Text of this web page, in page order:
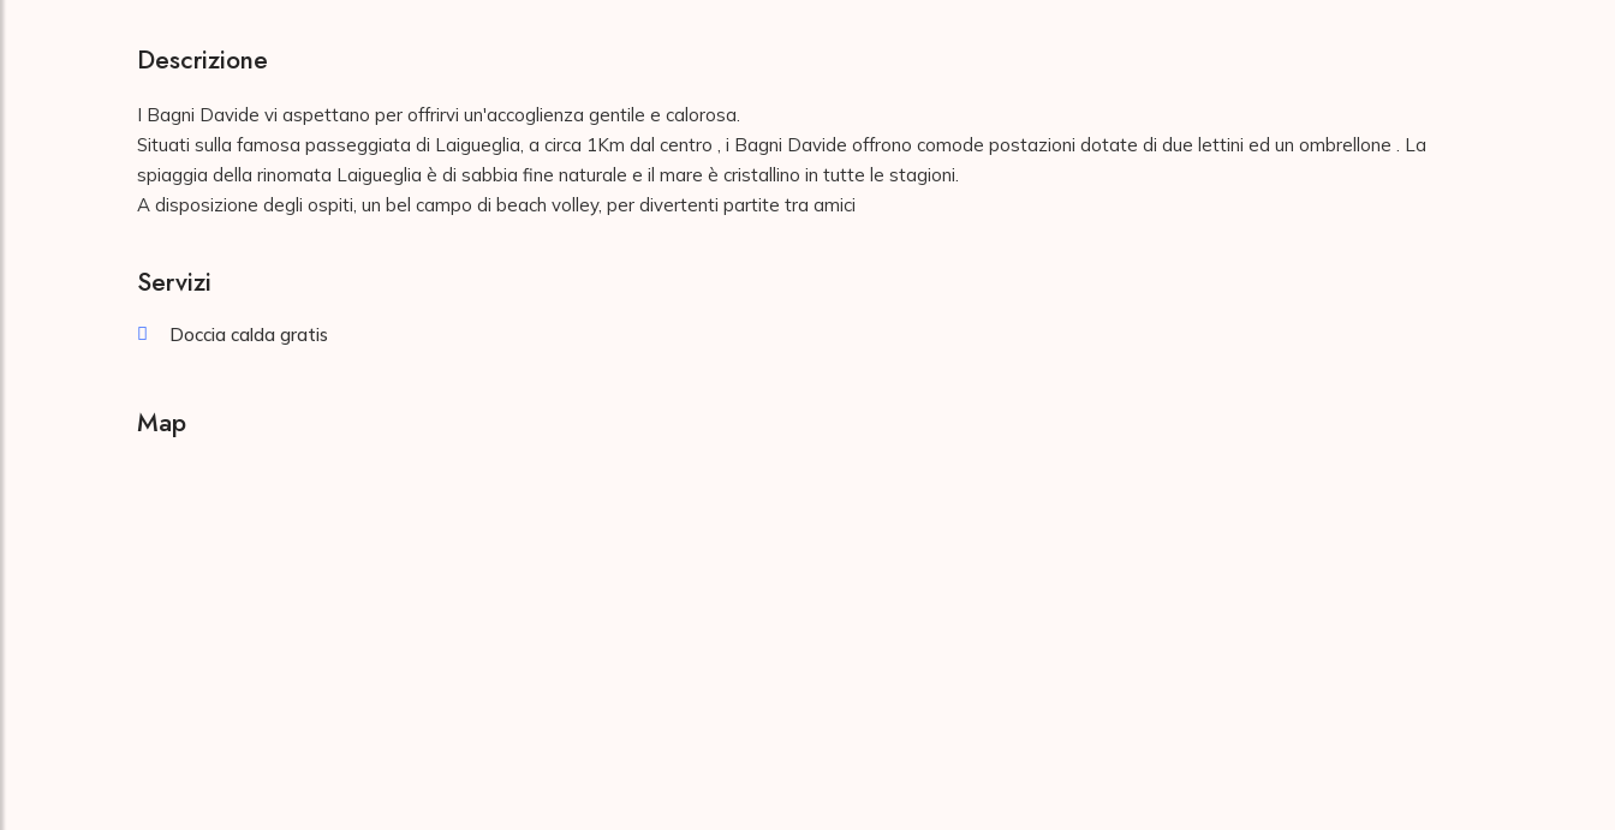
Descrizione
I Bagni Davide vi aspettano per offrirvi un'accoglienza gentile e calorosa.
Situati sulla famosa passeggiata di Laigueglia, a circa 1Km dal centro , i Bagni Davide offrono comode postazioni dotate di due lettini ed un ombrellone . La
spiaggia della rinomata Laigueglia è di sabbia fine naturale e il mare è cristallino in tutte le stagioni.
A disposizione degli ospiti, un bel campo di beach volley, per divertenti partite tra amici
Servizi
Doccia calda gratis
Map